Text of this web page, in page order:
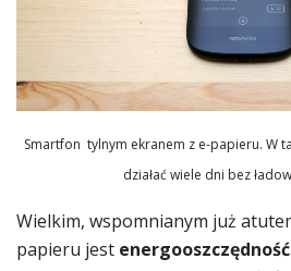
Smartfon tylnym ekranem z e-papieru. W
działać wiele dni bez
Wielkim, wspomnianym już
papieru jest energooszczędność